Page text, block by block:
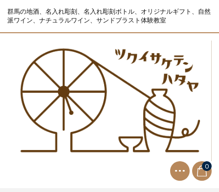
群馬の地酒、名入れ彫刻、名入れ彫刻ボトル、オリジナルギフト、自然
派ワイン、ナチュラルワイン、サンドブラスト体験教室
0